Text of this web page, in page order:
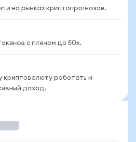
и на рынках криптопрогнозов.
с плечом до 50x.
криптовалюту работать и
доход.